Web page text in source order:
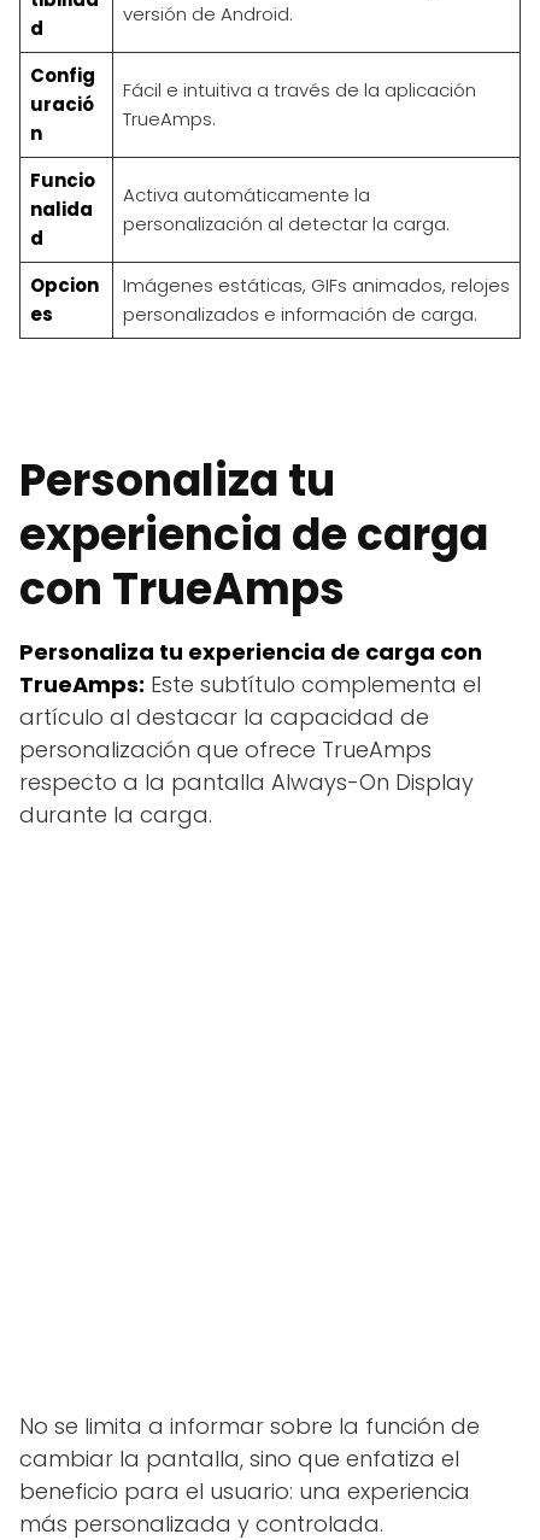
d
versión de Android.
Config
uració
n
Fácil e intuitiva a través de la aplicación
TrueAmps.
Funcio
nalida
d
Activa automáticamente la
personalización al detectar la carga.
Opcion
es
Imágenes estáticas, GIFs animados, relojes
personalizados e información de carga.
Personaliza tu
experiencia de carga
con TrueAmps
Personaliza tu experiencia de carga con
TrueAmps: Este subtítulo complementa el
artículo al destacar la capacidad de
personalización que ofrece TrueAmps
respecto a la pantalla Always-On Display
durante la carga.
No se limita a informar sobre la función de
cambiar la pantalla, sino que enfatiza el
beneficio para el usuario: una experiencia
más personalizada y controlada.